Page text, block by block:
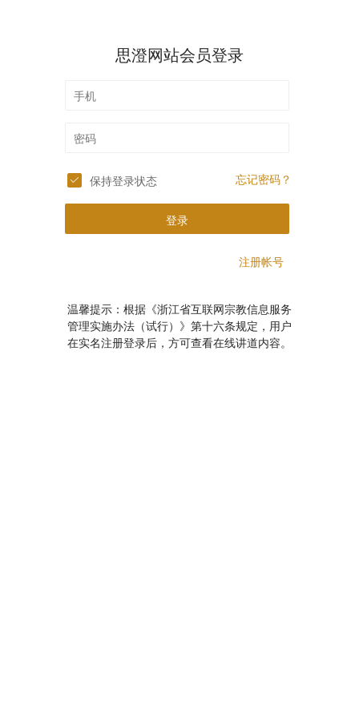
思澄网站会员登录
保持登录状态 忘记密码？
登录
注册帐号
温馨提示：根据《浙江省互联网宗教信息服务
管理实施办法（试行）》第十六条规定，用户
在实名注册登录后，方可查看在线讲道内容。